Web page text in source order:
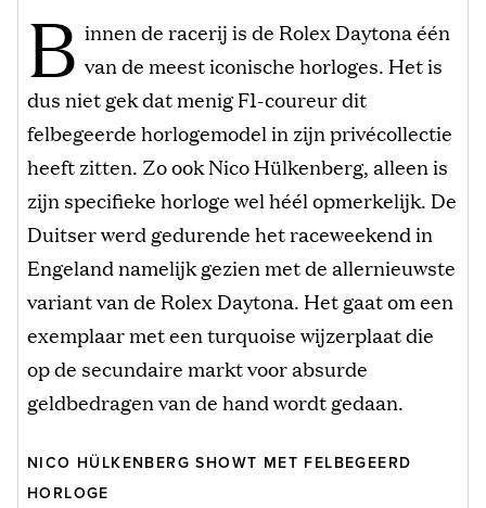
B innen de racerij is de Rolex Daytona één
van de meest iconische horloges. Het is
dus niet gek dat menig F1-coureur dit
felbegeerde horlogemodel in zijn privécollectie
heeft zitten. Zo ook Nico Hülkenberg, alleen is
zijn specifieke horloge wel héél opmerkelijk. De
Duitser werd gedurende het raceweekend in
Engeland namelijk gezien met de allernieuwste
variant van de Rolex Daytona. Het gaat om een
exemplaar met een turquoise wijzerplaat die
op de secundaire markt voor absurde
geldbedragen van de hand wordt gedaan.
NICO HÜLKENBERG SHOWT MET FELBEGEERD
HORLOGE